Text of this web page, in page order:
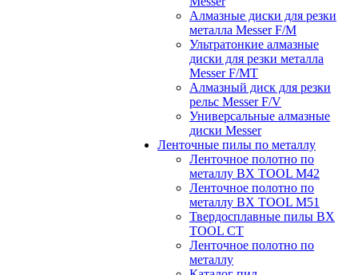
Алмазные диски для резки
металла Messer F/M
Ультратонкие алмазные
диски для резки металла
Messer F/MT
Алмазный диск для резки
рельс Messer F/V
Универсальные алмазные
диски Messer
Ленточные пилы по металлу
Ленточное полотно по
металлу BX TOOL M42
Ленточное полотно по
металлу BX TOOL M51
Твердосплавные пилы BX
TOOL CT
Ленточное полотно по
металлу